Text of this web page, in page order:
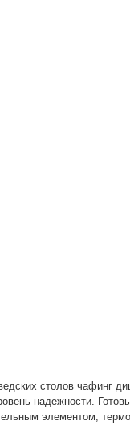
столов чафинг
надежности.
элементом,